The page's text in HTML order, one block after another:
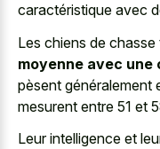
caractéristique avec
Les chiens de
moyenne avec
pèsent généralement
mesurent entre 51 et
Leur intelligence et